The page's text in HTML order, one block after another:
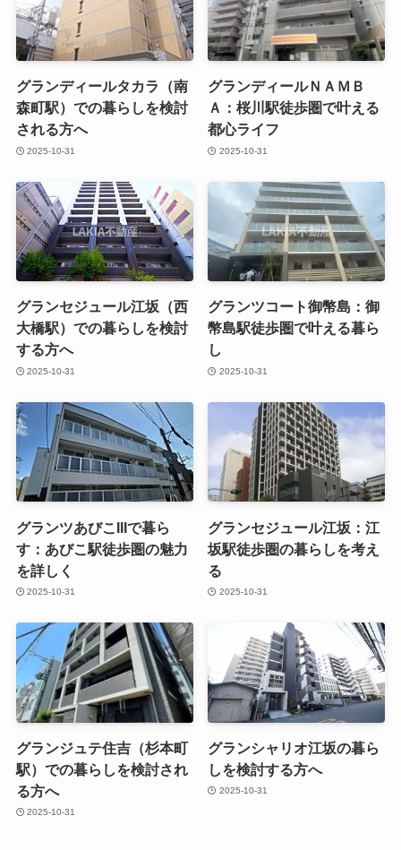
グランディールタカラ（南
森町駅）での暮らしを検討
される方へ
2025-10-31
グランディールＮＡＭＢ
Ａ：桜川駅徒歩圏で叶える
都心ライフ
2025-10-31
グランセジュール江坂（西
大橋駅）での暮らしを検討
する方へ
2025-10-31
グランツコート御幣島：御
幣島駅徒歩圏で叶える暮ら
し
2025-10-31
グランツあびこIIIで暮ら
す：あびこ駅徒歩圏の魅力
を詳しく
2025-10-31
グランセジュール江坂：江
坂駅徒歩圏の暮らしを考え
る
2025-10-31
グランジュテ住吉（杉本町
駅）での暮らしを検討され
る方へ
2025-10-31
グランシャリオ江坂の暮ら
しを検討する方へ
2025-10-31